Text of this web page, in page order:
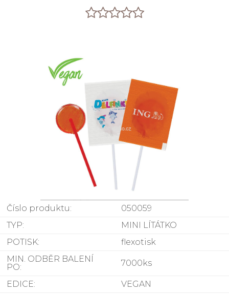
Číslo produktu:
050059
TYP:
MINI LÍTÁTKO
POTISK:
flexotisk
MIN. ODBĚR BALENÍ
PO:
7000ks
EDICE:
VEGAN